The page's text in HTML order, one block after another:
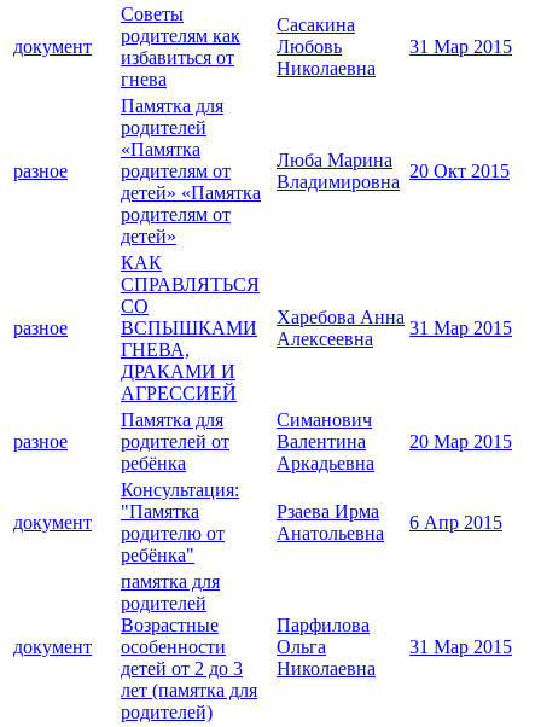
документ
Советы
родителям как
избавиться от
гнева
Сасакина
Любовь
Николаевна
31 Мар 2015
разное
Памятка для
родителей
«Памятка
родителям от
детей» «Памятка
родителям от
детей»
Люба Марина
Владимировна
20 Окт 2015
разное
КАК
СПРАВЛЯТЬСЯ
СО
ВСПЫШКАМИ
ГНЕВА,
ДРАКАМИ И
АГРЕССИЕЙ
Харебова Анна
Алексеевна
31 Мар 2015
разное
Памятка для
родителей от
ребёнка
Симанович
Валентина
Аркадьевна
20 Мар 2015
документ
Консультация:
"Памятка
родителю от
ребёнка"
Рзаева Ирма
Анатольевна
6 Апр 2015
документ
памятка для
родителей
Возрастные
особенности
детей от 2 до 3
лет (памятка для
родителей)
Парфилова
Ольга
Николаевна
31 Мар 2015